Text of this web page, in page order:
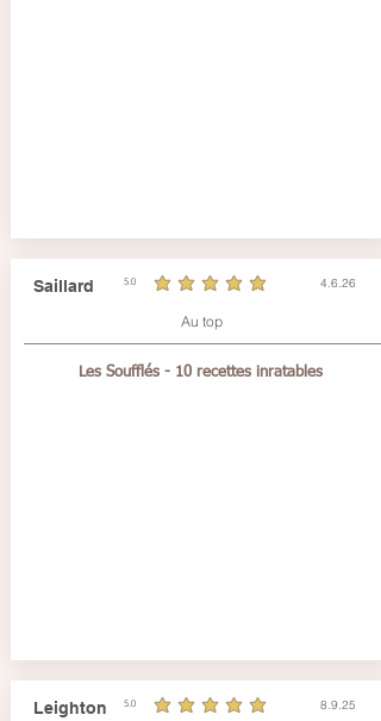
Saillard 5.0
durchschnittliches Rating ist 5 von 5 4.6.26
Au top
Les Soufflés - 10 recettes inratables
Leighton
5.0
durchschnittliches Rating ist 5 von 5 8.9.25